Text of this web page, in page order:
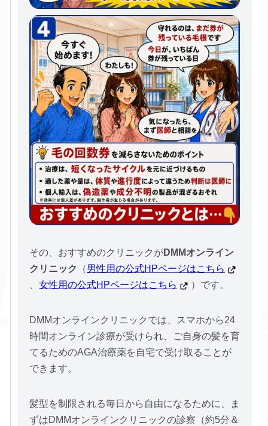
その、おすすめのクリニックがDMMオンライン
クリニック
（男性用の公式HPページはこちら
、 女性用の公式HPページはこちら ）です。
DMMオンラインクリニックでは、スマホから24
時間オンライン診療が受けられ、ご自身の髪を育
てるためのAGA治療薬を自宅で受け取ることが
できます。
髪型を制限される毎日から自由になるために、ま
ずはDMMオンラインクリニックの診察（約5分＆